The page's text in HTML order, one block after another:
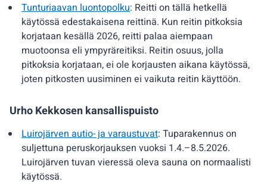
Tunturiaavan luontopolku: Reitti on tällä hetkellä
käytössä edestakaisena reittinä. Kun reitin pitkoksia
korjataan kesällä 2026, reitti palaa aiempaan
muotoonsa eli ympyräreitiksi. Reitin osuus, jolla
pitkoksia korjataan, ei ole korjausten aikana käytössä,
joten pitkosten uusiminen ei vaikuta reitin käyttöön.
Urho Kekkosen kansallispuisto
Luirojärven autio- ja varaustuvat: Tuparakennus on
suljettuna peruskorjauksen vuoksi 1.4.–8.5.2026.
Luirojärven tuvan vieressä oleva sauna on normaalisti
käytössä.